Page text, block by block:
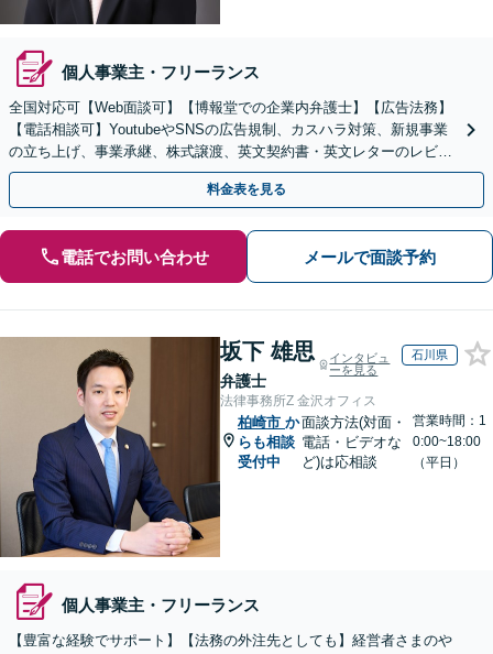
個人事業主・フリーランス
全国対応可【Web面談可】【博報堂での企業内弁護士】【広告法務】
【電話相談可】YoutubeやSNSの広告規制、カスハラ対策、新規事業
の立ち上げ、事業承継、株式譲渡、英文契約書・英文レターのレビュ
ー・ドラフトなどに対応。
料金表を見る
電話でお問い合わせ メールで面談予約
坂下 雄思
弁護士
インタビュ
ーを見る
石川県
法律事務所Z 金沢オフィス
柏崎市 か
らも相談
受付中
面談方法(対面・
電話・ビデオな
ど)は応相談
営業時間：1
0:00~18:00
（平日）
個人事業主・フリーランス
【豊富な経験でサポート】【法務の外注先としても】経営者さまのや